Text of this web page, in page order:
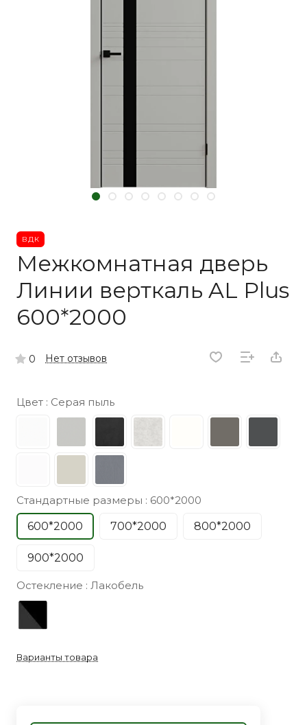
ВДК
Межкомнатная дверь
Линии верткаль AL Plus
600*2000
0 Нет отзывов
Цвет : Серая пыль
Стандартные размеры : 600*2000
600*2000
700*2000 800*2000
900*2000
Остекление : Лакобель
Варианты товара